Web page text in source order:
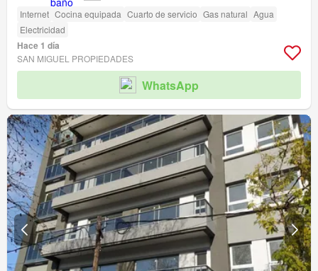
Internet Cocina equipada Cuarto de servicio Gas natural Agua
Electricidad
Hace 1 día
SAN MIGUEL PROPIEDADES
WhatsApp